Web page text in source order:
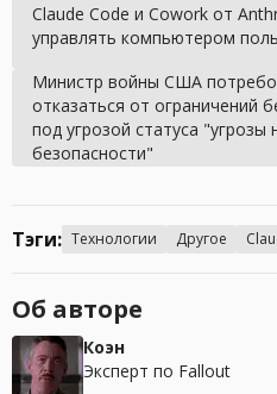
Claude Code и Cowork от
управлять компьютером
Министр войны США
отказаться от ограничений
под угрозой статуса "угрозы
безопасности"
Тэги: Технологии Другое
Об авторе
Коэн
Эксперт по Fallout